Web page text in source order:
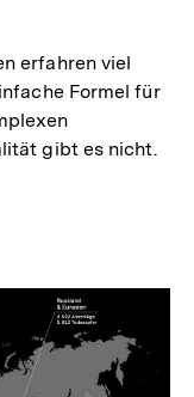
erfahren viel
Formel für
gibt es nicht.